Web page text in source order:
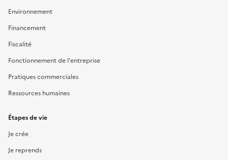
Environnement
Financement
Fiscalité
Fonctionnement de l'entreprise
Pratiques commerciales
Ressources humaines
Étapes de vie
Je crée
Je reprends